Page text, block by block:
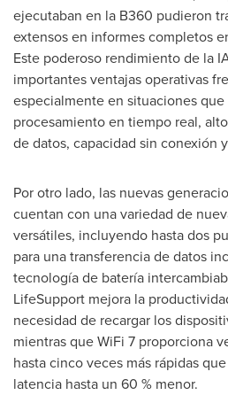
ejecutaban en la B360 pudieron
extensos en informes completos
Este poderoso rendimiento de la
importantes ventajas operativas
especialmente en situaciones
procesamiento en tiempo real,
de datos, capacidad sin conexión
Por otro lado, las nuevas
cuentan con una variedad de
versátiles, incluyendo hasta dos
para una transferencia de datos
tecnología de batería
LifeSupport mejora la
necesidad de recargar los
mientras que WiFi 7 proporciona
hasta cinco veces más rápidas
latencia hasta un 60 % menor.